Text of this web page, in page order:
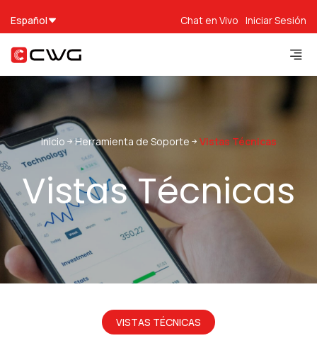
Español Chat en Vivo Iniciar Sesión
Inicio Herramienta de Soporte Vistas Técnicas
Vistas Técnicas
VISTAS TÉCNICAS